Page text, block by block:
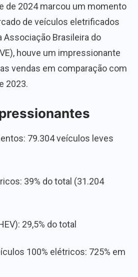
de 2024 marcou um momento
de veículos eletrificados
Associação Brasileira do
houve um impressionante
vendas em comparação com
2023.
79.304 veículos leves
39% do total (31.204
29,5% do total
100% elétricos: 725% em